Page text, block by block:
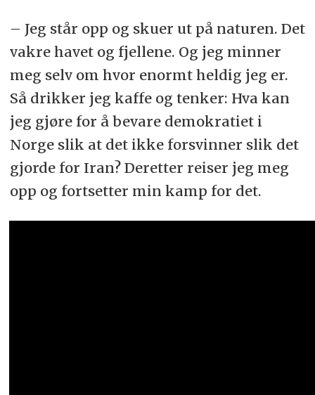
– Jeg står opp og skuer ut på naturen. Det
vakre havet og fjellene. Og jeg minner
meg selv om hvor enormt heldig jeg er.
Så drikker jeg kaffe og tenker: Hva kan
jeg gjøre for å bevare demokratiet i
Norge slik at det ikke forsvinner slik det
gjorde for Iran? Deretter reiser jeg meg
opp og fortsetter min kamp for det.